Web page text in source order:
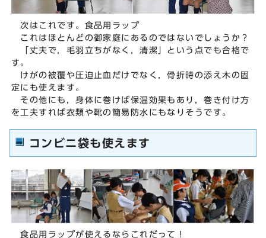
次はこれです。食品用ラップ
これはほとんどの御家庭にあるのではないでしょうか？
「丈夫で，毛羽立ちがなく，清潔」という点でも合格で
す。
けがの被覆や圧迫止血だけでなく，骨折時の添え木の固
定にも使えます。
その他にも，身体に巻けば保温効果もあり，巻き付け方
を工夫すれば衣類や靴の簡易防水にもなりそうです。
コンビニ袋も使えます
食品用ラップが使えるならこれだって！